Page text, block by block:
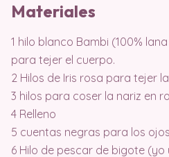
Materiales
1 hilo blanco Bambi (100%
para tejer el cuerpo.
2 Hilos de Iris rosa para tejer
3 hilos para coser la nariz en
4 Relleno
5 cuentas negras para los
6 Hilo de pescar de bigote